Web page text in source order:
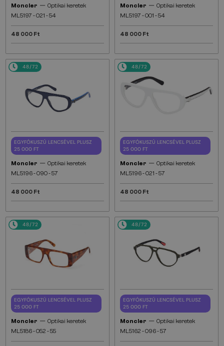
Moncler — Optikai keretek
ML5197 - 021 - 54
48 000 Ft
Moncler — Optikai keretek
ML5197 - 001 - 54
48 000 Ft
48/72
EGYFÓKUSZÚ LENCSÉVEL PLUSZ
25 000 FT
Moncler — Optikai keretek
ML5196 - 090 - 57
48 000 Ft
48/72
EGYFÓKUSZÚ LENCSÉVEL PLUSZ
25 000 FT
Moncler — Optikai keretek
ML5196 - 021 - 57
48 000 Ft
48/72
EGYFÓKUSZÚ LENCSÉVEL PLUSZ
25 000 FT
Moncler — Optikai keretek
ML5186 - 052 - 55
48/72
EGYFÓKUSZÚ LENCSÉVEL PLUSZ
25 000 FT
Moncler — Optikai keretek
ML5162 - 096 - 57